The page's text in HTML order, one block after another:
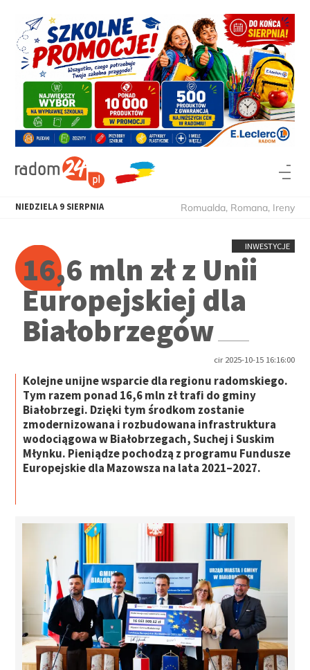
NIEDZIELA 9 SIERPNIA Romualda, Romana, Ireny
INWESTYCJE
16,6 mln zł z Unii
Europejskiej dla
Białobrzegów
cir 2025-10-15 16:16:00
Kolejne unijne wsparcie dla regionu radomskiego.
Tym razem ponad 16,6 mln zł trafi do gminy
Białobrzegi. Dzięki tym środkom zostanie
zmodernizowana i rozbudowana infrastruktura
wodociągowa w Białobrzegach, Suchej i Suskim
Młynku. Pieniądze pochodzą z programu Fundusze
Europejskie dla Mazowsza na lata 2021–2027.